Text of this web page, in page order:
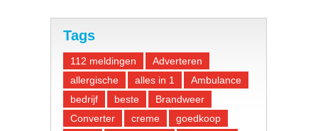
Tags
112 meldingen
Adverteren
allergische
alles in 1
Ambulance
bedrijf
beste
Brandweer
Converter
creme
goedkoop